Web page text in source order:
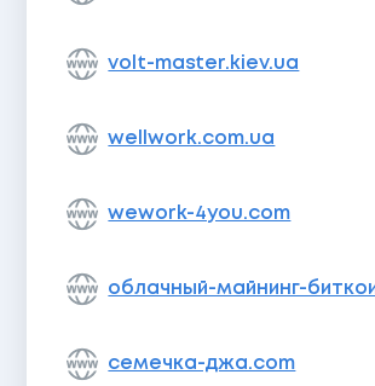
volt-master.kiev.ua
wellwork.com.ua
wework-4you.com
облачный-майнинг-
семечка-джа.com